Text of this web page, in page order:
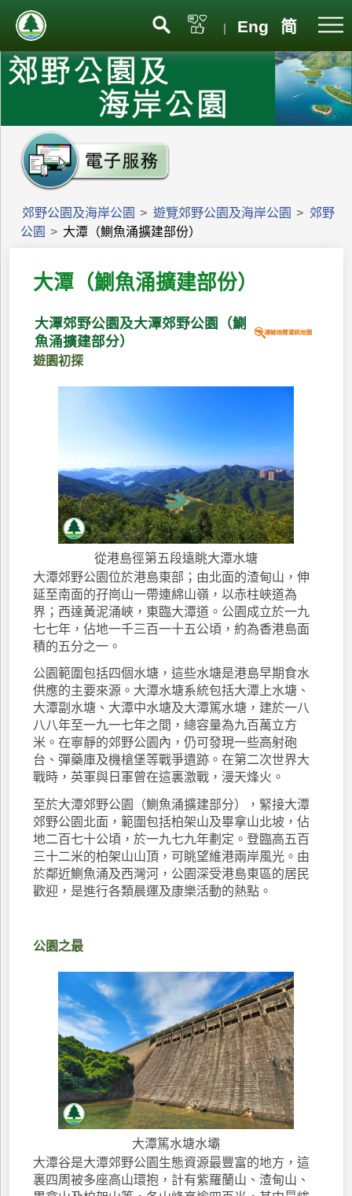
| Eng 简
郊野公園及海岸公園 > 遊覽郊野公園及海岸公園 > 郊野
公園 > 大潭（鰂魚涌擴建部份）
大潭（鰂魚涌擴建部份）
大潭郊野公園及大潭郊野公園（鰂
魚涌擴建部分）
遊園初探
從港島徑第五段遠眺大潭水塘
大潭郊野公園位於港島東部；由北面的渣甸山，伸
延至南面的孖崗山一帶連綿山嶺，以赤柱峽道為
界；西達黃泥涌峽，東臨大潭道。公園成立於一九
七七年，佔地一千三百一十五公頃，約為香港島面
積的五分之一。
公園範圍包括四個水塘，這些水塘是港島早期食水
供應的主要來源。大潭水塘系統包括大潭上水塘、
大潭副水塘、大潭中水塘及大潭篤水塘，建於一八
八八年至一九一七年之間，總容量為九百萬立方
米。在寧靜的郊野公園內，仍可發現一些高射砲
台、彈藥庫及機槍堡等戰爭遺跡。在第二次世界大
戰時，英軍與日軍曾在這裏激戰，漫天烽火。
至於大潭郊野公園（鰂魚涌擴建部分），緊接大潭
郊野公園北面，範圍包括柏架山及畢拿山北坡，佔
地二百七十公頃，於一九七九年劃定。登臨高五百
三十二米的柏架山山頂，可眺望維港兩岸風光。由
於鄰近鰂魚涌及西灣河，公園深受港島東區的居民
歡迎，是進行各類晨運及康樂活動的熱點。
公園之最
大潭篤水塘水壩
大潭谷是大潭郊野公園生態資源最豐富的地方，這
裏四周被多座高山環抱，計有紫羅蘭山、渣甸山、